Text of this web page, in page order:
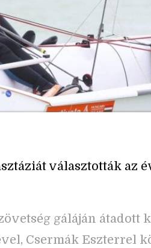
választották az
gáláján átadott
Csermák Eszterrel